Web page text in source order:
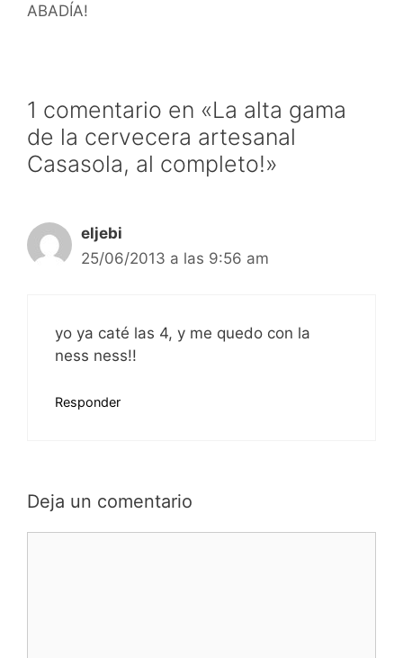
ABADÍA!
1 comentario en «La alta gama
de la cervecera artesanal
Casasola, al completo!»
eljebi
25/06/2013 a las 9:56 am
yo ya caté las 4, y me quedo con la
ness ness!!
Responder
Deja un comentario